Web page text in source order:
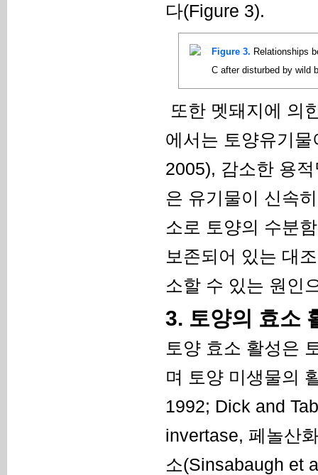
다(Figure 3).
Figure 3. Relationships
C after disturbed by wild
또한 멧돼지에 의
에서는 토양유기
2005), 감소한 용
은 유기물이 신속
소로 토양의 수분
보존되어 있는 대
소할 수 있는 원인
3. 토양의 효소
토양 효소 활성은
며 토양 미생물의
1992; Dick and
invertase, 페놀산
소(Sinsabaugh et